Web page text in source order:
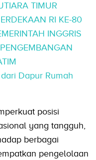
TIMUR
RI KE-80
INGGRIS
Dapur Rumah
posisi
yang tangguh,
berbagai
pengelolaan